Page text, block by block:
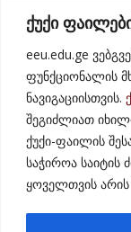
ქუქი
eeu.edu.ge
ფუნქციონალის
ნავიგაციისთვის.
შეგიძლიათ
ქუქი-ფაილის
საჭიროა საიტის
ყოველთვის
+995 32 248